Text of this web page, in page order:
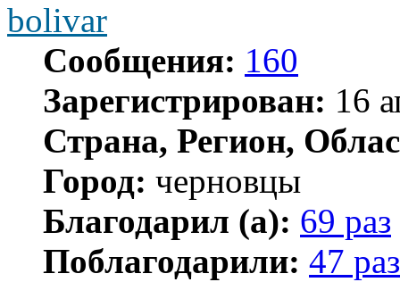
bolivar
Сообщения: 160
Зарегистрирован: 16
Страна, Регион,
Город: черновцы
Благодарил (а): 69 раз
Поблагодарили: 47 раз